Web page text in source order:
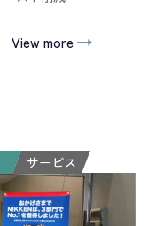
View more
サービス